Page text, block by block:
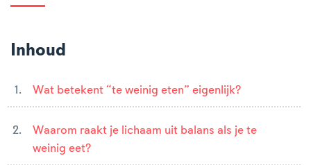
Inhoud
Wat betekent “te weinig eten” eigenlijk?
Waarom raakt je lichaam uit balans als je te
weinig eet?